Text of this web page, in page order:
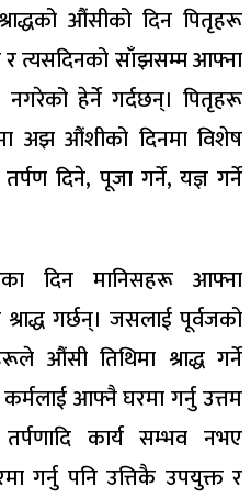
औंसीको दिन पितृहरू
त्यसदिनको साँझसम्म आफ्ना
हेर्ने गर्दछन्। पितृहरू
अझ औंशीको दिनमा विशेष
दिने, पूजा गर्ने, यज्ञ गर्ने
दिन मानिसहरू आफ्ना
गर्छन्। जसलाई पूर्वजको
औंसी तिथिमा श्राद्ध गर्ने
कर्मलाई आफ्नै घरमा गर्नु उत्तम
तर्पणादि कार्य सम्भव नभए
गर्नु पनि उत्तिकै उपयुक्त र